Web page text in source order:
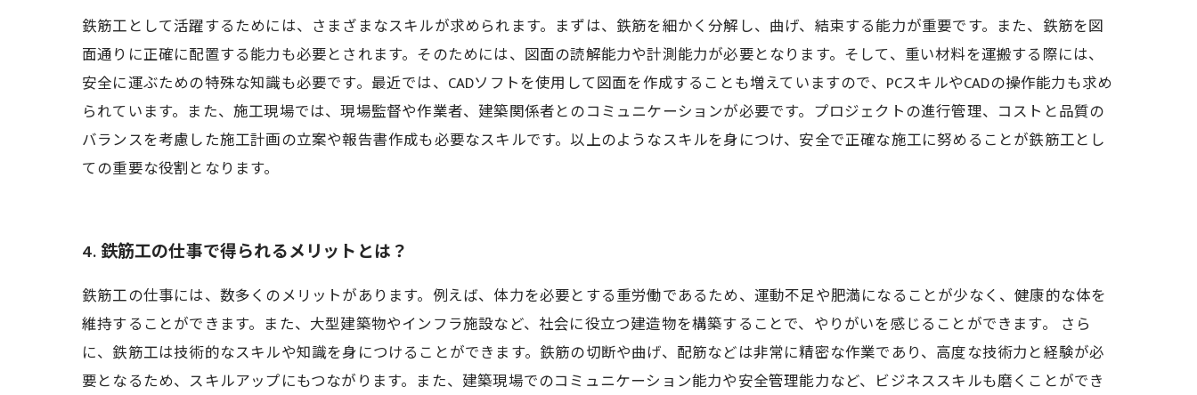
鉄筋工として活躍するためには、さまざまなスキルが求められます。まずは、鉄筋を細かく分解し、曲げ、結束する能力が重要です。また、鉄筋を図
面通りに正確に配置する能力も必要とされます。そのためには、図面の読解能力や計測能力が必要となります。そして、重い材料を運搬する際には、
安全に運ぶための特殊な知識も必要です。最近では、CADソフトを使用して図面を作成することも増えていますので、PCスキルやCADの操作能力も求め
られています。また、施工現場では、現場監督や作業者、建築関係者とのコミュニケーションが必要です。プロジェクトの進行管理、コストと品質の
バランスを考慮した施工計画の立案や報告書作成も必要なスキルです。以上のようなスキルを身につけ、安全で正確な施工に努めることが鉄筋工とし
ての重要な役割となります。
4. 鉄筋工の仕事で得られるメリットとは？
鉄筋工の仕事には、数多くのメリットがあります。例えば、体力を必要とする重労働であるため、運動不足や肥満になることが少なく、健康的な体を
維持することができます。また、大型建築物やインフラ施設など、社会に役立つ建造物を構築することで、やりがいを感じることができます。 さら
に、鉄筋工は技術的なスキルや知識を身につけることができます。鉄筋の切断や曲げ、配筋などは非常に精密な作業であり、高度な技術力と経験が必
要となるため、スキルアップにもつながります。また、建築現場でのコミュニケーション能力や安全管理能力など、ビジネススキルも磨くことができ